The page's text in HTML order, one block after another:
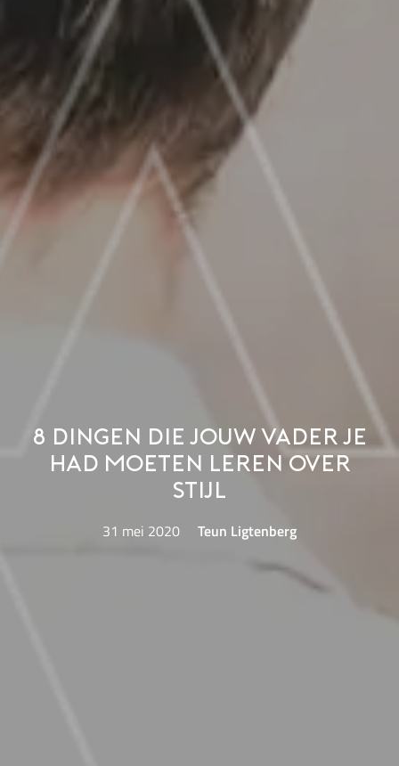
8 dingen die jouw vader je
had moeten leren over
stijl
31 mei 2020 Teun Ligtenberg